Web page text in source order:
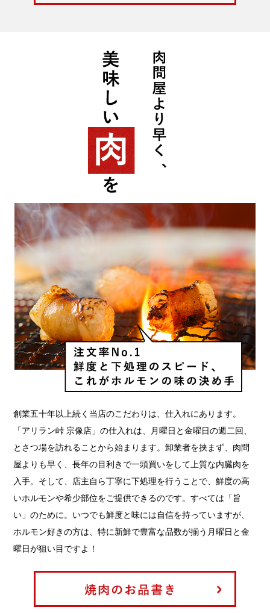
創業五十年以上続く当店のこだわりは、仕入れにあります。
「アリラン峠 宗像店」の仕入れは、月曜日と金曜日の週二回、
とさつ場を訪れることから始まります。卸業者を挟まず、肉問
屋よりも早く、長年の目利きで一頭買いをして上質な内臓肉を
入手。そして、店主自ら丁寧に下処理を行うことで、鮮度の高
いホルモンや希少部位をご提供できるのです。すべては「旨
い」のために。いつでも鮮度と味には自信を持っていますが、
ホルモン好きの方は、特に新鮮で豊富な品数が揃う月曜日と金
曜日が狙い目ですよ！